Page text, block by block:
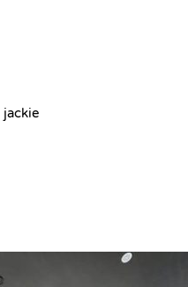
jackie